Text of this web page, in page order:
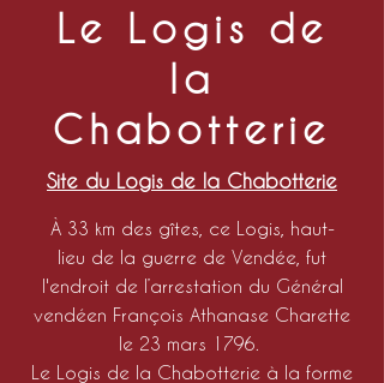
Le Logis de
la
Chabotterie
Site du Logis de la Chabotterie
À 33 km des gîtes, ce Logis, haut-
lieu de la guerre de Vendée, fut
l'endroit de l’arrestation du Général
vendéen François Athanase Charette
le 23 mars 1796.
Le Logis de la Chabotterie à la forme